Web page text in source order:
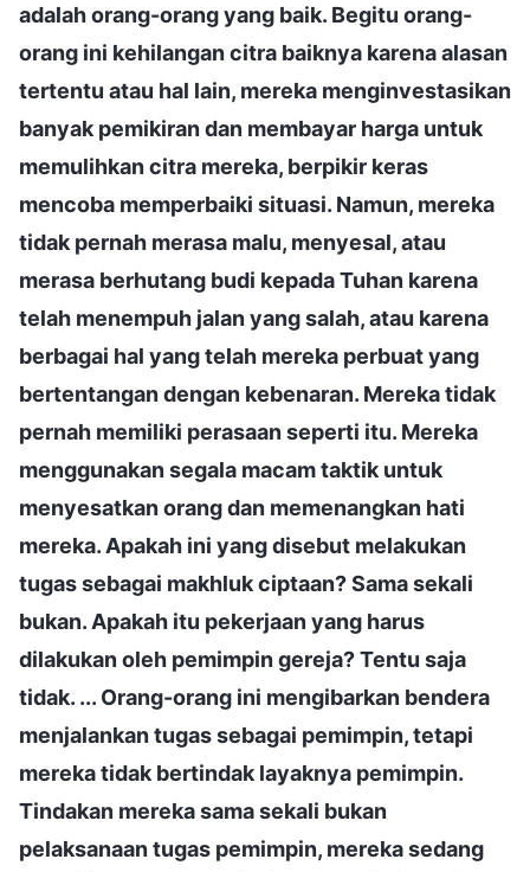
adalah orang-orang yang baik. Begitu orang-
orang ini kehilangan citra baiknya karena alasan
tertentu atau hal lain, mereka menginvestasikan
banyak pemikiran dan membayar harga untuk
memulihkan citra mereka, berpikir keras
mencoba memperbaiki situasi. Namun, mereka
tidak pernah merasa malu, menyesal, atau
merasa berhutang budi kepada Tuhan karena
telah menempuh jalan yang salah, atau karena
berbagai hal yang telah mereka perbuat yang
bertentangan dengan kebenaran. Mereka tidak
pernah memiliki perasaan seperti itu. Mereka
menggunakan segala macam taktik untuk
menyesatkan orang dan memenangkan hati
mereka. Apakah ini yang disebut melakukan
tugas sebagai makhluk ciptaan? Sama sekali
bukan. Apakah itu pekerjaan yang harus
dilakukan oleh pemimpin gereja? Tentu saja
tidak. ... Orang-orang ini mengibarkan bendera
menjalankan tugas sebagai pemimpin, tetapi
mereka tidak bertindak layaknya pemimpin.
Tindakan mereka sama sekali bukan
pelaksanaan tugas pemimpin, mereka sedang